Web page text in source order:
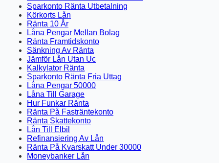
Sparkonto Ränta Utbetalning
Körkorts Lån
Ränta 10 År
Låna Pengar Mellan Bolag
Ränta Framtidskonto
Sänkning Av Ränta
Jämför Lån Utan Uc
Kalkylator Ränta
Sparkonto Ränta Fria Uttag
Låna Pengar 50000
Låna Till Garage
Hur Funkar Ränta
Ränta På Fasträntekonto
Ränta Skattekonto
Lån Till Elbil
Refinansiering Av Lån
Ränta På Kvarskatt Under 30000
Moneybanker Lån